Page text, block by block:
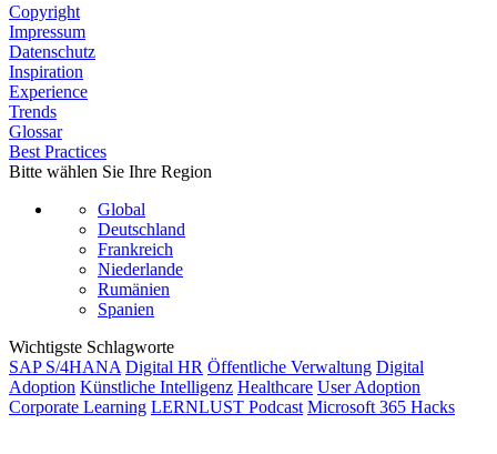
Copyright
Impressum
Datenschutz
Inspiration
Experience
Trends
Glossar
Best Practices
Bitte wählen Sie Ihre Region
Global
Deutschland
Frankreich
Niederlande
Rumänien
Spanien
Wichtigste Schlagworte
SAP S/4HANA Digital HR Öffentliche Verwaltung Digital
Adoption Künstliche Intelligenz Healthcare User Adoption
Corporate Learning LERNLUST Podcast Microsoft 365 Hacks